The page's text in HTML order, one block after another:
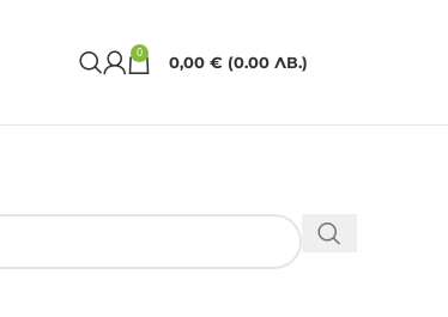
0 0,00 € (0.00 ЛВ.)